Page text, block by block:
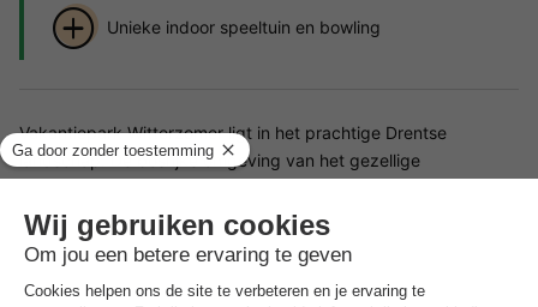
Unieke indoor speeltuin en bowling
Vakantiepark Witterzomer ligt in het prachtige Drentse
landschap. De bosrijke omgeving van het gezellige
wandeltochten. Dankzij de unieke ligging nabij het centrum van
Assen en Groningen zult u zich thuis voelen op dit veelzijdige
vakantiepark.